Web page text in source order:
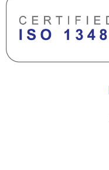
DIMENSIONE TESTO